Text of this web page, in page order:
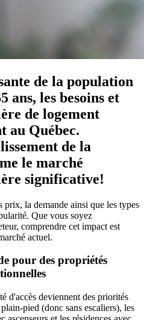
de la population
ans, les besoins et
de logement
au Québec.
de la
le marché
significative!
prix, la demande ainsi que les types
Que vous soyez
comprendre cet impact est
actuel.
pour des propriétés
d'accès deviennent des priorités
pied (donc sans escaliers), les